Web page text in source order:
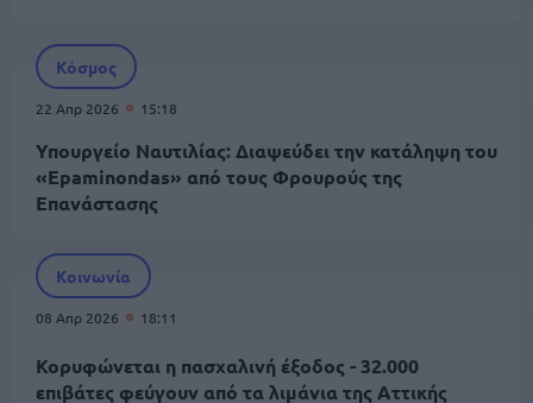
Κόσμος
22 Απρ 2026 15:18
Υπουργείο Ναυτιλίας: Διαψεύδει την κατάληψη του
«Epaminondas» από τους Φρουρούς της
Επανάστασης
Κοινωνία
08 Απρ 2026 18:11
Κορυφώνεται η πασχαλινή έξοδος - 32.000
επιβάτες φεύγουν από τα λιμάνια της Αττικής